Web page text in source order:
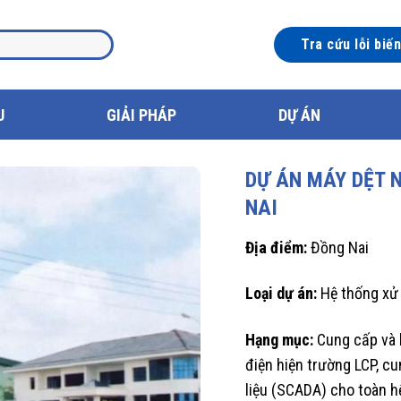
Tra cứu lỗi
GIẢI PHÁP DỰ ÁN
DỰ ÁN MÁY DỆT
NAI
Địa điểm:Đồng Nai
Loại dự án: Hệ thống
Hạng mục: Cung cấp
điện hiện trường LCP,
liệu (SCADA) cho toàn